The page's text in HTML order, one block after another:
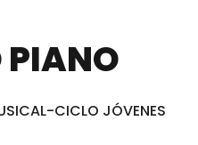
PIANO
CICLO JÓVENES